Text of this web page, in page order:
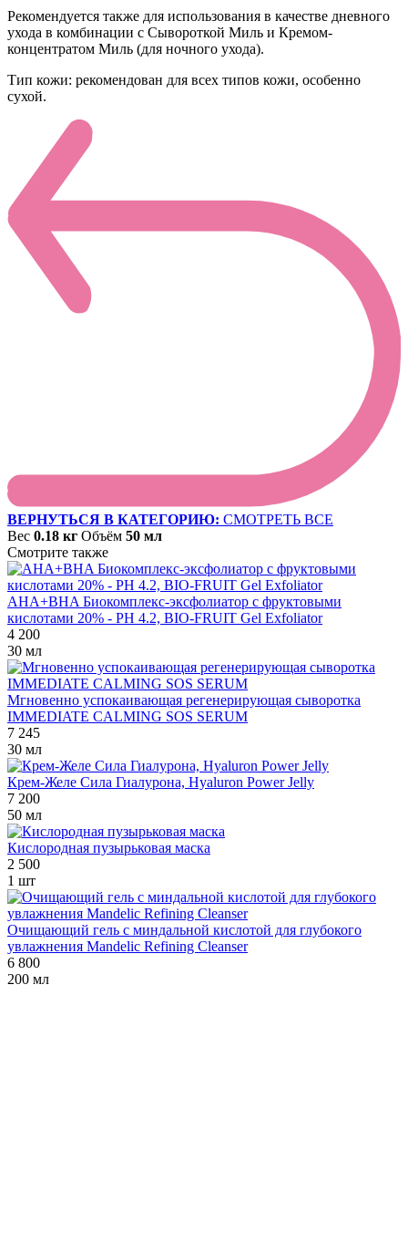
Рекомендуется также для использования в качестве дневного
ухода в комбинации с Сывороткой Миль и Кремом-
концентратом Миль (для ночного ухода).
Тип кожи: рекомендован для всех типов кожи, особенно
сухой.
ВЕРНУТЬСЯ В КАТЕГОРИЮ: СМОТРЕТЬ ВСЕ
Вес 0.18 кг Объём 50 мл
Смотрите также
AHA+BHA Биокомплекс-эксфолиатор с фруктовыми
кислотами 20% - PH 4.2, BIO-FRUIT Gel Exfoliator
4 200
30 мл
Мгновенно успокаивающая регенерирующая сыворотка
IMMEDIATE CALMING SOS SERUM
7 245
30 мл
Крем-Желе Сила Гиалурона, Hyaluron Power Jelly
7 200
50 мл
Кислородная пузырьковая маска
2 500
1 шт
Очищающий гель с миндальной кислотой для глубокого
увлажнения Mandelic Refining Cleanser
6 800
200 мл